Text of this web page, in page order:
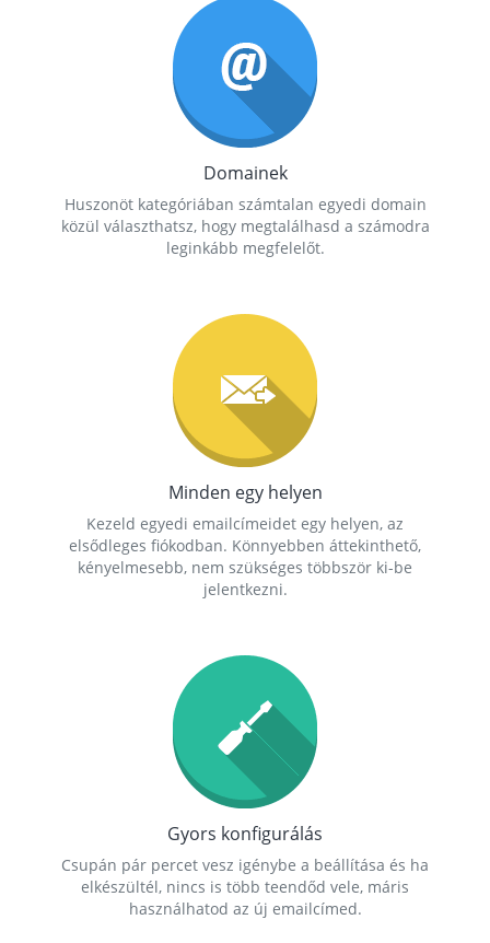
Domainek
Huszonöt kategóriában számtalan egyedi domain
közül választhatsz, hogy megtalálhasd a számodra
leginkább megfelelőt.
Minden egy helyen
Kezeld egyedi emailcímeidet egy helyen, az
elsődleges fiókodban. Könnyebben áttekinthető,
kényelmesebb, nem szükséges többször ki-be
jelentkezni.
Gyors konfigurálás
Csupán pár percet vesz igénybe a beállítása és ha
elkészültél, nincs is több teendőd vele, máris
használhatod az új emailcímed.